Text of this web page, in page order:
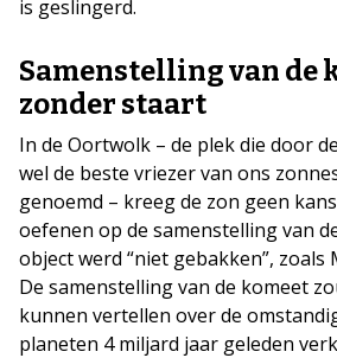
is geslingerd.
Samenstelling van de
zonder staart
In de Oortwolk – de plek die door
wel de beste vriezer van ons
genoemd – kreeg de zon geen
oefenen op de samenstelling van
object werd “niet gebakken”, zoals
De samenstelling van de komeet
kunnen vertellen over de
planeten 4 miljard jaar geleden